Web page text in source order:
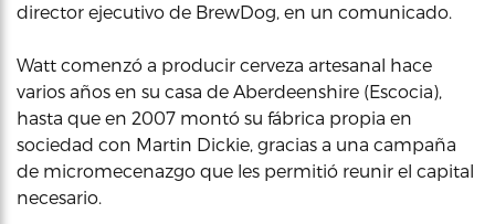
director ejecutivo de BrewDog, en un comunicado.
Watt comenzó a producir cerveza artesanal hace
varios años en su casa de Aberdeenshire (Escocia),
hasta que en 2007 montó su fábrica propia en
sociedad con Martin Dickie, gracias a una campaña
de micromecenazgo que les permitió reunir el capital
necesario.